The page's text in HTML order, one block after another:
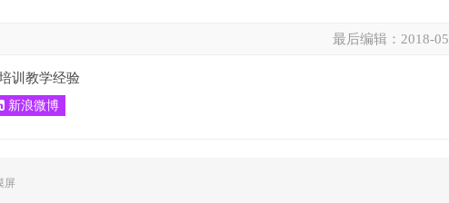
最后编辑： 2018-
训教学经验
新浪微博
屏